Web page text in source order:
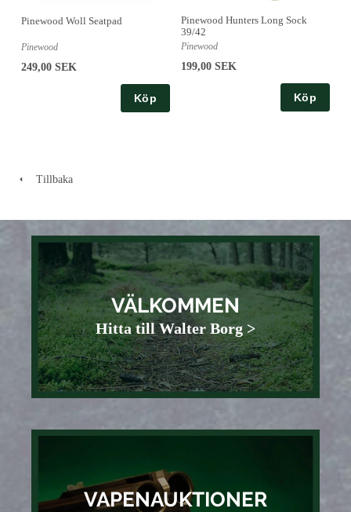
Pinewood Woll Seatpad
Pinewood
249,00 SEK
Köp
Pinewood Hunters Long Sock
39/42
Pinewood
199,00 SEK
Köp
Tillbaka
VÄLKOMMEN
Hitta till Walter Borg >
VAPENAUKTIONER